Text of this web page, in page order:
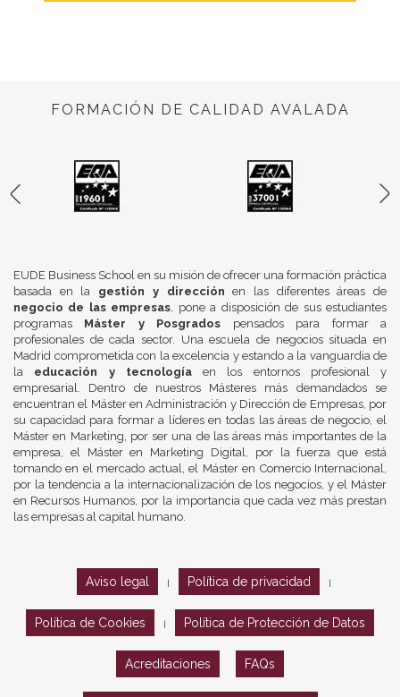
FORMACIÓN DE CALIDAD AVALADA
EUDE Business School en su misión de ofrecer una formación práctica
basada en la gestión y dirección en las diferentes áreas de
negocio de las empresas , pone a disposición de sus estudiantes
programas Máster y Posgrados pensados para formar a
profesionales de cada sector. Una escuela de negocios situada en
Madrid comprometida con la excelencia y estando a la vanguardia de
la educación y tecnologíaen los entornos profesional y
empresarial. Dentro de nuestros Másteres más demandados se
encuentran el Máster en Administración y Dirección de Empresas, por
su capacidad para formar a líderes en todas las áreas de negocio, el
Máster en Marketing, por ser una de las áreas más importantes de la
empresa, el Máster en Marketing Digital, por la fuerza que está
tomando en el mercado actual, el Máster en Comercio Internacional,
por la tendencia a la internacionalización de los negocios, y el Máster
en Recursos Humanos, por la importancia que cada vez más prestan
las empresas al capital humano.
Aviso legal Política de privacidad
Política de Cookies Política de Protección de Datos
Acreditaciones FAQs